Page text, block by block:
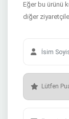
Eğer bu ürünü
diğer